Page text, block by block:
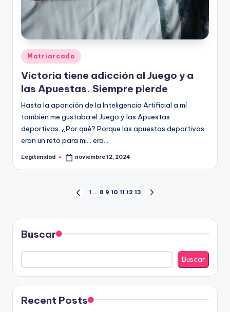
Publicado
en
Matriarcado
Victoria tiene adicción al Juego y a
las Apuestas. Siempre pierde
Hasta la aparición de la Inteligencia Artificial a mí
también me gustaba el Juego y las Apuestas
deportivas. ¿Por qué? Porque las apuestas deportivas
eran un reto para mi... era…
Publicado
Legitimidad noviembre 12, 2024
Paginación
de
entradas
PÁGINA
1 … 8 9 10 11 12 13
Buscar
Buscar
Recent Posts